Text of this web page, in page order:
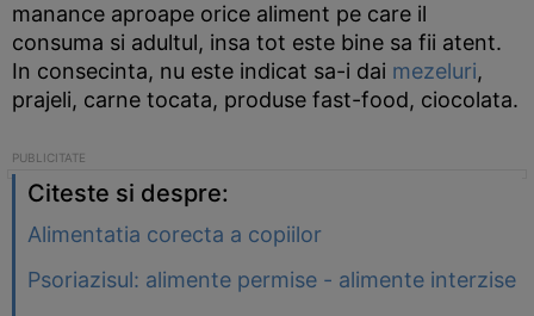
manance aproape orice aliment pe care il
consuma si adultul, insa tot este bine sa fii atent.
In consecinta, nu este indicat sa-i dai mezeluri,
prajeli, carne tocata, produse fast-food, ciocolata.
Citeste si despre:
Alimentatia corecta a copiilor
Psoriazisul: alimente permise - alimente interzise